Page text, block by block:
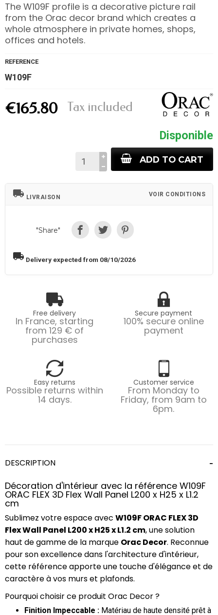
The W109F profile is a decorative picture rail
from the Orac decor brand which creates a
whole atmosphere in private homes, shops,
offices and hotels.
REFERENCE
W109F
€165.80 Tax included
Disponible
ADD TO CART
local_shipping LIVRAISON VOIR CONDITIONS
"Share"
local_shipping Delivery expected from 08/10/2026
Free delivery
In France, starting
from 129 € of
purchases
Secure payment
100% secure online
payment
Easy returns
Possible returns within
14 days.
Customer service
From Monday to
Friday, from 9am to
6pm.
DESCRIPTION
Décoration d'intérieur avec la référence W109F
ORAC FLEX 3D Flex Wall Panel L200 x H25 x L1.2
cm
Sublimez votre espace avec W109F ORAC FLEX 3D
Flex Wall Panel L200 x H25 x L1.2 cm, une solution
haut de gamme de la marque Orac Decor. Reconnue
pour son excellence dans l'architecture d'intérieur,
cette référence apporte une touche d'élégance et de
caractère à vos murs et plafonds.
Pourquoi choisir ce produit Orac Decor ?
Finition Impeccable : Matériau de haute densité prêt à